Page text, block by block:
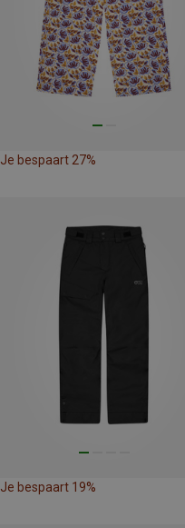
Je bespaart 27%
Je bespaart 19%